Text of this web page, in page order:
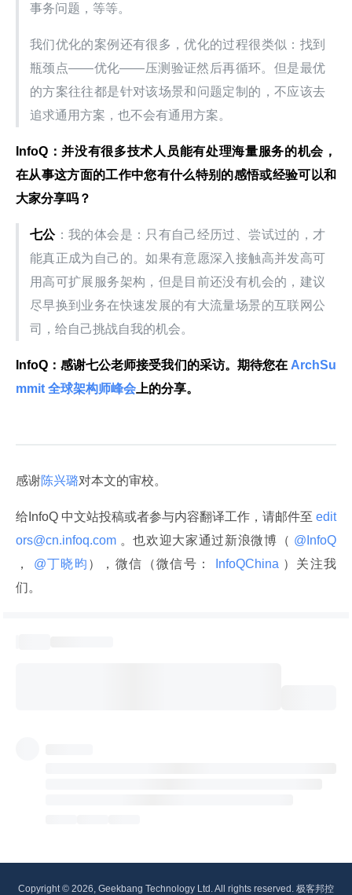
事务问题，等等。
我们优化的案例还有很多，优化的过程很类似：找到
瓶颈点——优化——压测验证然后再循环。但是最优
的方案往往都是针对该场景和问题定制的，不应该去
追求通用方案，也不会有通用方案。
InfoQ：并没有很多技术人员能有处理海量服务的机会，
在从事这方面的工作中您有什么特别的感悟或经验可以和
大家分享吗？
七公：我的体会是：只有自己经历过、尝试过的，才
能真正成为自己的。如果有意愿深入接触高并发高可
用高可扩展服务架构，但是目前还没有机会的，建议
尽早换到业务在快速发展的有大流量场景的互联网公
司，给自己挑战自我的机会。
InfoQ：感谢七公老师接受我们的采访。期待您在 ArchSu
mmit 全球架构师峰会 上的分享。
感谢陈兴璐对本文的审校。
给InfoQ 中文站投稿或者参与内容翻译工作，请邮件至 edit
ors@cn.infoq.com 。也欢迎大家通过新浪微博（
，
@丁晓昀 ），微信（微信号： InfoQChina ）关注我
们。
Copyright © 2026, Geekbang Technology Ltd. All rights reserved. 极客邦控